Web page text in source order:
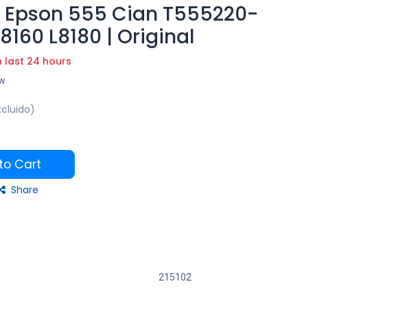
555 Cian T555220-
L8180 | Original
last 24 hours
Cart
Share
215102